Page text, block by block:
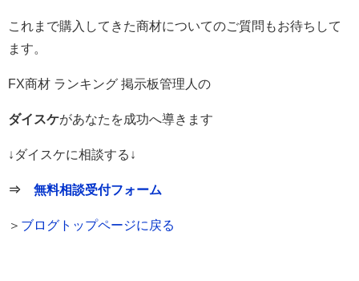
これまで購入してきた商材についてのご質問もお待ちして
ます。
FX商材 ランキング 掲示板管理人の
ダイスケがあなたを成功へ導きます
↓ダイスケに相談する↓
⇒ 無料相談受付フォーム
＞ ブログトップページに戻る